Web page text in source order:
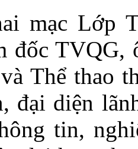
mạc Lớp
đốc TVQG,
Thể thao
đại diện
tin,